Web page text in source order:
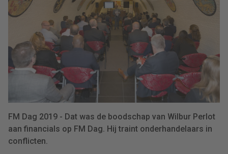
FM Dag 2019 - Dat was de boodschap van Wilbur Perlot
aan financials op FM Dag. Hij traint onderhandelaars in
conflicten.